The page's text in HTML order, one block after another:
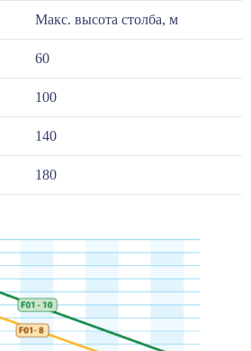
Макс. высота столба, м
60
100
140
180